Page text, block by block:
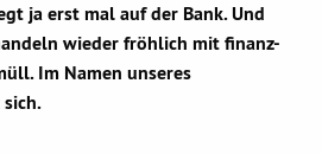
ja erst mal auf der Bank. Und
wieder fröhlich mit finanz-
Im Namen unseres